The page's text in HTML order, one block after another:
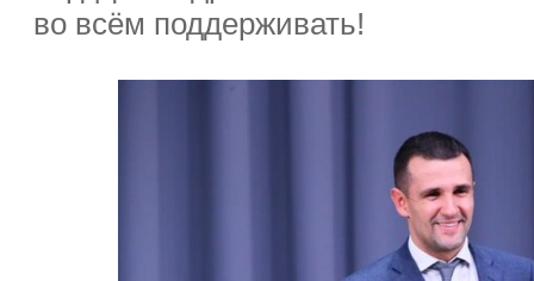
во всём поддерживать!